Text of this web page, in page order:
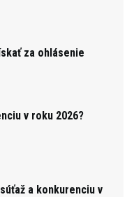
za ohlásenie
v roku 2026?
a konkurenciu v